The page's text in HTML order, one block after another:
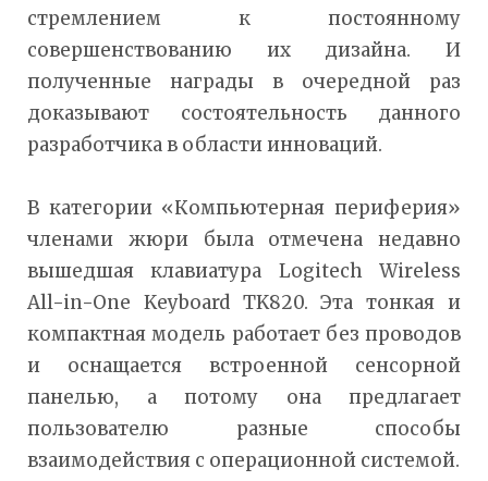
стремлением к постоянному
совершенствованию их дизайна. И
полученные награды в очередной раз
доказывают состоятельность данного
разработчика в области инноваций.
В категории «Компьютерная периферия»
членами жюри была отмечена недавно
вышедшая клавиатура Logitech Wireless
All-in-One Keyboard TK820. Эта тонкая и
компактная модель работает без проводов
и оснащается встроенной сенсорной
панелью, а потому она предлагает
пользователю разные способы
взаимодействия с операционной системой.